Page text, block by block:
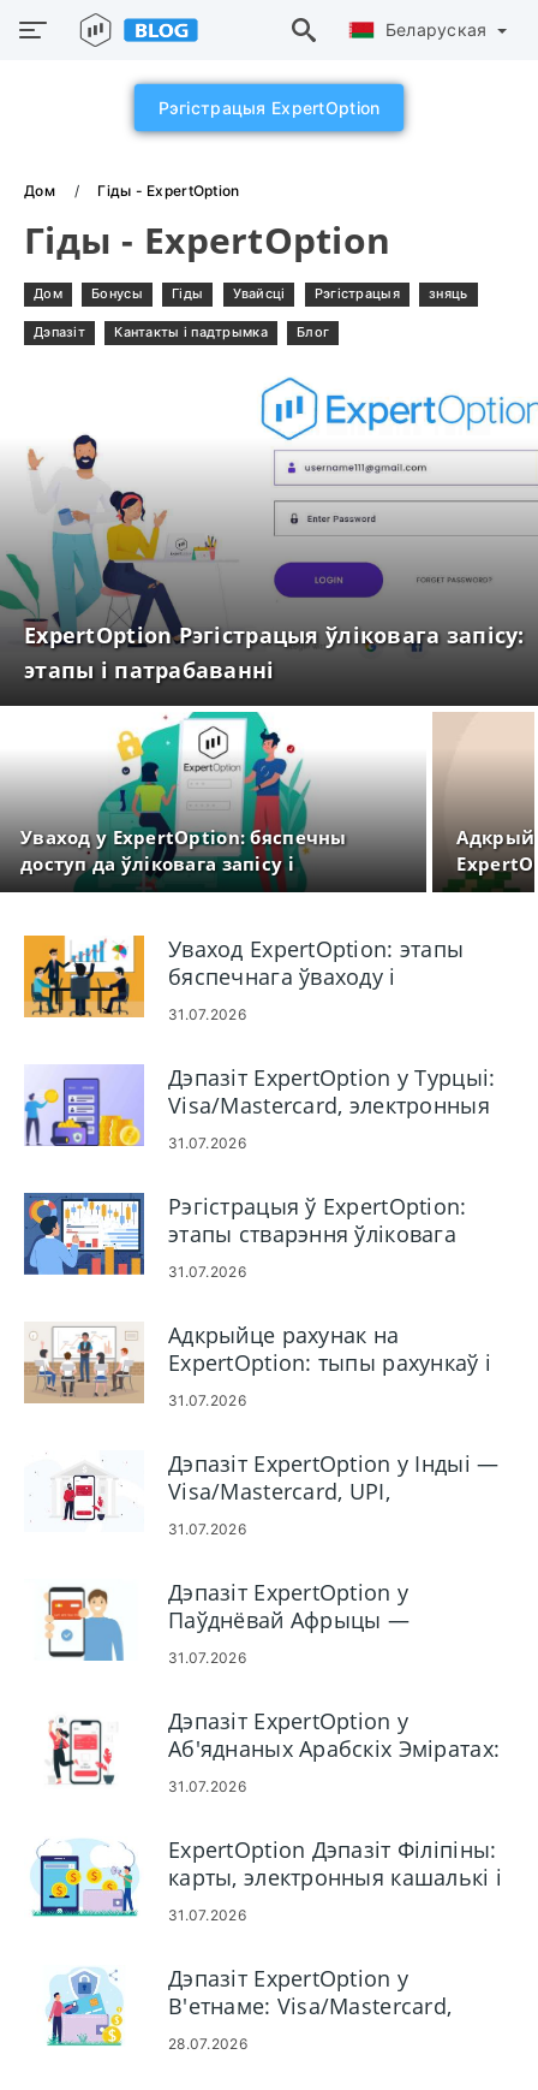
Беларуская
Рэгістрацыя ExpertOption
Дом Гіды - ExpertOption
Гіды - ExpertOption
Дом Бонусы Гіды Увайсці Рэгістрацыя зняць
Дэпазіт Кантакты і падтрымка Блог
ExpertOption Рэгістрацыя ўліковага запісу:
этапы і патрабаванні
Уваход у ExpertOption: бяспечны
доступ да ўліковага запісу і
ліквідацыю непаладак
Уваход ExpertOption: этапы
бяспечнага ўваходу і
ліквідацыю непаладак
31.07.2026
Дэпазіт ExpertOption у Турцыі:
Visa/Mastercard, электронныя
плацяжы і крыптавалюта
31.07.2026
Рэгістрацыя ў ExpertOption:
этапы стварэння ўліковага
запісу і патрабаванні
31.07.2026
Адкрыйце рахунак на
ExpertOption: тыпы рахункаў і
этапы наладжвання
31.07.2026
Дэпазіт ExpertOption у Індыі —
Visa/Mastercard, UPI,
электронныя плацяжы і крыпта
31.07.2026
Дэпазіт ExpertOption у
Паўднёвай Афрыцы —
Visa/Mastercard, Skrill, Neteller,
31.07.2026
Дэпазіт ExpertOption у
Аб'яднаных Арабскіх Эміратах:
Visa/Mastercard, электронныя
31.07.2026
ExpertOption Дэпазіт Філіпіны:
карты, электронныя кашалькі і
крыпта
31.07.2026
Дэпазіт ExpertOption у
В'етнаме: Visa/Mastercard,
Інтэрнэт-банкінг, электронныя
28.07.2026